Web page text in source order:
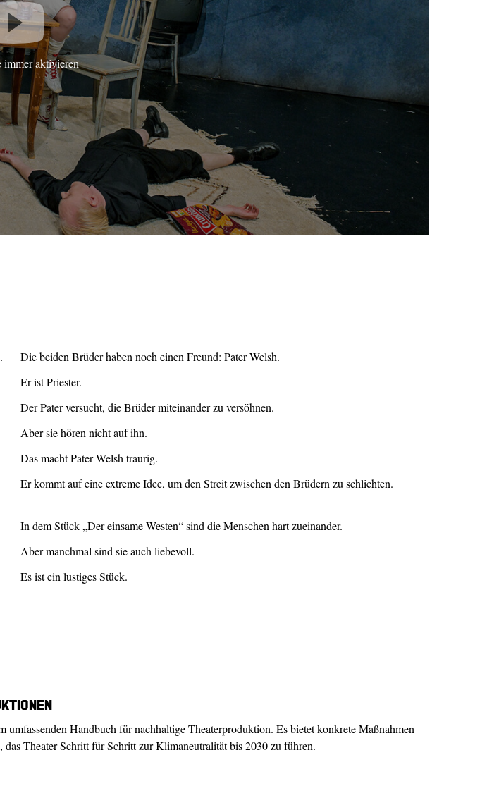
immer aktivieren
Die beiden Brüder haben noch einen Freund: Pater Welsh.
Er ist Priester.
Der Pater versucht, die Brüder miteinander zu versöhnen.
Aber sie hören nicht auf ihn.
Das macht Pater Welsh traurig.
Er kommt auf eine extreme Idee, um den Streit zwischen den Brüdern zu schlichten.
In dem Stück „Der einsame Westen“ sind die Menschen hart zueinander.
Aber manchmal sind sie auch liebevoll.
Es ist ein lustiges Stück.
Handbuch für nachhaltige Theaterproduktion. Es bietet konkrete Maßnahmen
Theater Schritt für Schritt zur Klimaneutralität bis 2030 zu führen.